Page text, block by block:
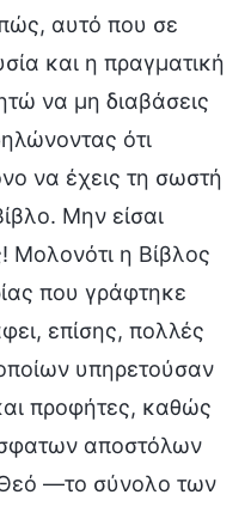
αυτό που σε
και η πραγματική
να μη διαβάσεις
ότι
να έχεις τη σωστή
Μην είσαι
Μολονότι η Βίβλος
που γράφτηκε
επίσης, πολλές
υπηρετούσαν
προφήτες, καθώς
αποστόλων
—το σύνολο των